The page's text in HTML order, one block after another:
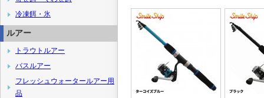
冷凍餌・氷
ルアー
トラウトルアー
バスルアー
フレッシュウォータールアー用
品